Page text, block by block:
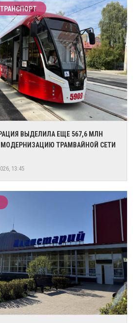
ВЫДЕЛИЛА ЕЩЕ 567,6 МЛН
МОДЕРНИЗАЦИЮ ТРАМВАЙНОЙ СЕТИ
13:45